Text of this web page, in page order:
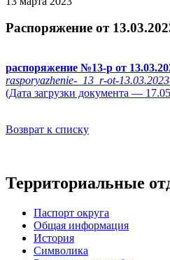
Распоряжение от
распоряжение №13-р от
rasporyazhenie-_13_r-ot-
(Дата загрузки документа —
Возврат к списку
Территориальные
Паспорт округа
Общая информация
История
Символика